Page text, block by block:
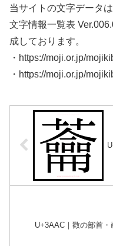
当サイトの文字データ
文字情報一覧表
成しております。
・https://moji.or.jp/
・https://moji.or.jp/
U+3AAC｜㪬の部首